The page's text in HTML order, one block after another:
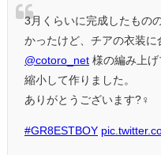
3月くらいに完成したもの
かったけど、チアの衣装
@cotoro_net 様の編み上
縮小して作りました。
ありがとうございます?‍♀️
#GR8ESTBOY